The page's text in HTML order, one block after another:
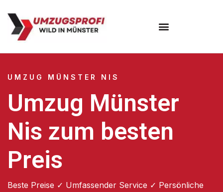
UMZUG MÜNSTER NIS
Umzug Münster
Nis zum besten
Preis
Beste Preise ✓ Umfassender Service ✓ Persönliche